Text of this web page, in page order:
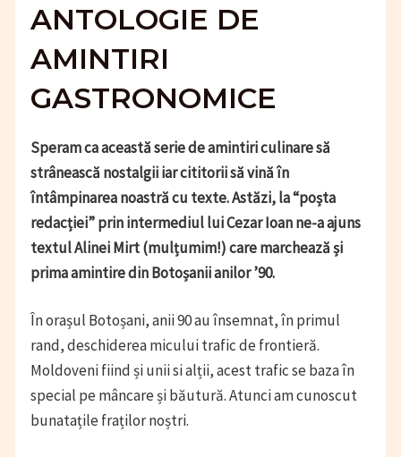
ANTOLOGIE DE
AMINTIRI
GASTRONOMICE
Speram ca această serie de amintiri culinare să
strânească nostalgii iar cititorii să vină în
întâmpinarea noastră cu texte. Astăzi, la “poșta
redacției” prin intermediul lui Cezar Ioan ne-a ajuns
textul Alinei Mirt (mulțumim!) care marchează și
prima amintire din Botoșanii anilor ’90.
În orașul Botoșani, anii 90 au însemnat, în primul
rand, deschiderea micului trafic de frontieră.
Moldoveni fiind și unii si alții, acest trafic se baza în
special pe mâncare și băutură. Atunci am cunoscut
bunatațile fraților noștri.